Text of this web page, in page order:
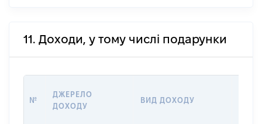
11. Доходи, у тому числі подарунки
№
ДЖЕРЕЛО
ДОХОДУ
ВИД ДОХОДУ